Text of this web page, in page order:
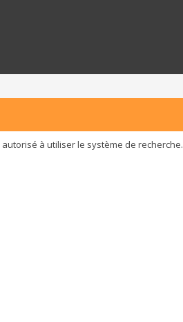
à utiliser le système de recherche.